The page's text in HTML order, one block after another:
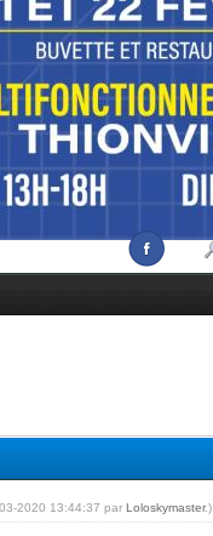
2020 13:44:37 parLoloskymaster.)